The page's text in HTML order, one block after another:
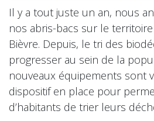
Il y a tout juste un an, nous
nos abris-bacs sur le
Bièvre. Depuis, le tri des
progresser au sein de la
nouveaux équipements sont
dispositif en place pour
d’habitants de trier leurs